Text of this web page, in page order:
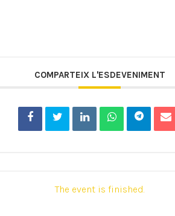
COMPARTEIX L'ESDEVENIMENT
The event is finished.